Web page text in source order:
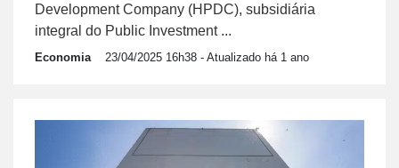
Development Company (HPDC), subsidiária
integral do Public Investment ...
Economia 23/04/2025 16h38 - Atualizado há 1 ano